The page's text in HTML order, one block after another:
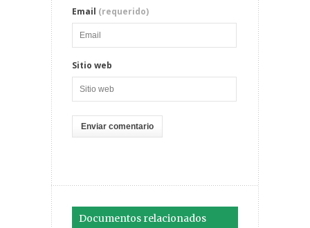
Email (requerido)
Sitio web
Documentos relacionados